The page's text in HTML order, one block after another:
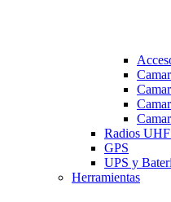
Radios
GPS
UPS y
Herramientas